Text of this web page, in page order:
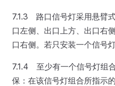
7.1.3 路口信号灯采用悬臂
口左侧、出口上方、出口右
口右侧。若只安装一个信号
7.1.4 至少有一个信号灯组
保：在该信号灯组合所指示